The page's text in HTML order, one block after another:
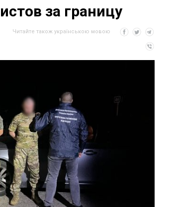
за границу
Читайте також українською мовою